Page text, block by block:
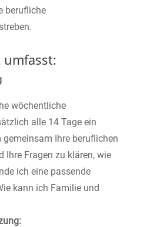
berufliche
umfasst:
wöchentliche
alle 14 Tage ein
Ihre beruflichen
Ihre Fragen zu klären, wie
ich eine passende
kann ich Familie und